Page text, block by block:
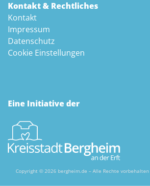
Kontakt & Rechtliches
Kontakt
Impressum
Datenschutz
Cookie Einstellungen
Eine Initiative der
Copyright © 2026 bergheim.de – Alle Rechte vorbehalten